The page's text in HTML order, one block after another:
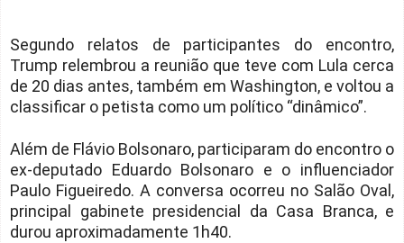
Segundo relatos de participantes do encontro,
Trump relembrou a reunião que teve com Lula cerca
de 20 dias antes, também em Washington, e voltou a
classificar o petista como um político “dinâmico”.
Além de Flávio Bolsonaro, participaram do encontro o
ex-deputado Eduardo Bolsonaro e o influenciador
Paulo Figueiredo. A conversa ocorreu no Salão Oval,
principal gabinete presidencial da Casa Branca, e
durou aproximadamente 1h40.